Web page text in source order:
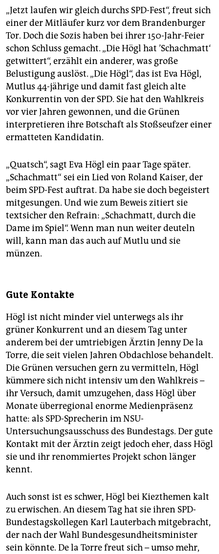
„Jetzt laufen wir gleich durchs SPD-Fest“, freut sich
einer der Mitläufer kurz vor dem Brandenburger
Tor. Doch die Sozis haben bei ihrer 150-Jahr-Feier
schon Schluss gemacht. „Die Högl hat ’Schachmatt‘
getwittert“, erzählt ein anderer, was große
Belustigung auslöst. „Die Högl“, das ist Eva Högl,
Mutlus 44-jährige und damit fast gleich alte
Konkurrentin von der SPD. Sie hat den Wahlkreis
vor vier Jahren gewonnen, und die Grünen
interpretieren ihre Botschaft als Stoßseufzer einer
ermatteten Kandidatin.
„Quatsch“, sagt Eva Högl ein paar Tage später.
„Schachmatt“ sei ein Lied von Roland Kaiser, der
beim SPD-Fest auftrat. Da habe sie doch begeistert
mitgesungen. Und wie zum Beweis zitiert sie
textsicher den Refrain: „Schachmatt, durch die
Dame im Spiel“. Wenn man nun weiter deuteln
will, kann man das auch auf Mutlu und sie
münzen.
Gute Kontakte
Högl ist nicht minder viel unterwegs als ihr
grüner Konkurrent und an diesem Tag unter
anderem bei der umtriebigen Ärztin Jenny De la
Torre, die seit vielen Jahren Obdachlose behandelt.
Die Grünen versuchen gern zu vermitteln, Högl
kümmere sich nicht intensiv um den Wahlkreis –
ihr Versuch, damit umzugehen, dass Högl über
Monate überregional enorme Medienpräsenz
hatte: als SPD-Sprecherin im NSU-
Untersuchungsausschuss des Bundestags. Der gute
Kontakt mit der Ärztin zeigt jedoch eher, dass Högl
sie und ihr renommiertes Projekt schon länger
kennt.
Auch sonst ist es schwer, Högl bei Kiezthemen kalt
zu erwischen. An diesem Tag hat sie ihren SPD-
Bundestagskollegen Karl Lauterbach mitgebracht,
der nach der Wahl Bundesgesundheitsminister
sein könnte. De la Torre freut sich – umso mehr,